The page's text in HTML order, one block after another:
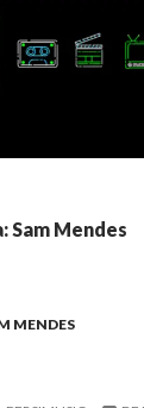
Sam Mendes
MENDES